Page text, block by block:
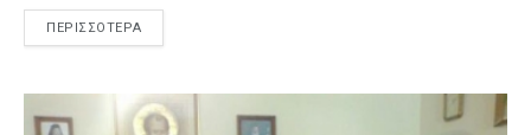
ΠΕΡΙΣΣΟΤΕΡΑ